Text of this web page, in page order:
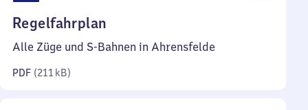
Regelfahrplan
211
Alle Züge und S-Bahnen in Ahrensfelde
PDF (211 kB)